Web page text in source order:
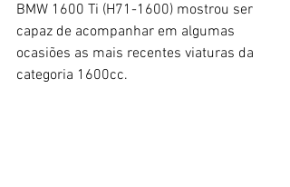
BMW 1600 Ti (H71-1600) mostrou ser
capaz de acompanhar em algumas
ocasiões as mais recentes viaturas da
categoria 1600cc.